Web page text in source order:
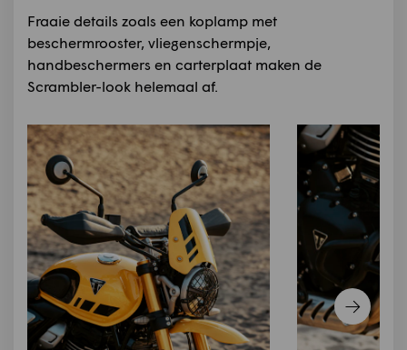
Fraaie details zoals een koplamp met
beschermrooster, vliegenschermpje,
handbeschermers en carterplaat maken de
Scrambler-look helemaal af.